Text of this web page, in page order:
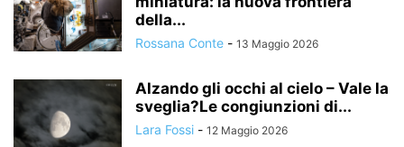
della...
Rossana Conte - 13 Maggio 2026
Alzando gli occhi al cielo – Vale la
sveglia?Le congiunzioni di...
Lara Fossi - 12 Maggio 2026